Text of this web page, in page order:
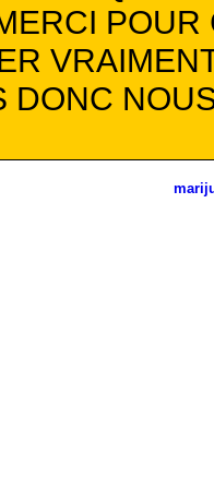
POUR
DONC